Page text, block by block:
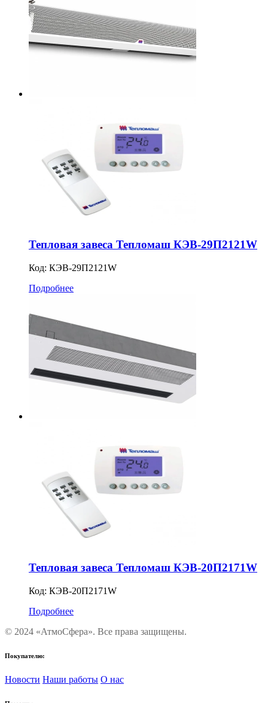
Тепловая завеса Тепломаш КЭВ-29П2121W
Код: КЭВ-29П2121W
Подробнее
Тепловая завеса Тепломаш КЭВ-20П2171W
Код: КЭВ-20П2171W
Подробнее
© 2024 «АтмоСфера». Все права защищены.
Покупателю:
Новости Наши работы О нас